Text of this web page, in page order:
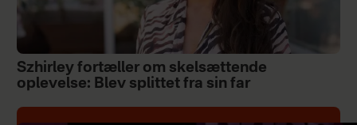
Szhirley fortæller om skelsættende
oplevelse: Blev splittet fra sin far